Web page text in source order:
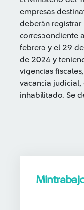
empresas
deberán
correspondiente
febrero y el 29
de 2024 y
vigencias
vacancia judicial,
inhabilitado. Se